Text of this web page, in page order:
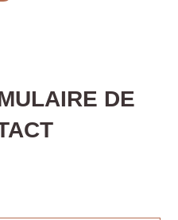
DE